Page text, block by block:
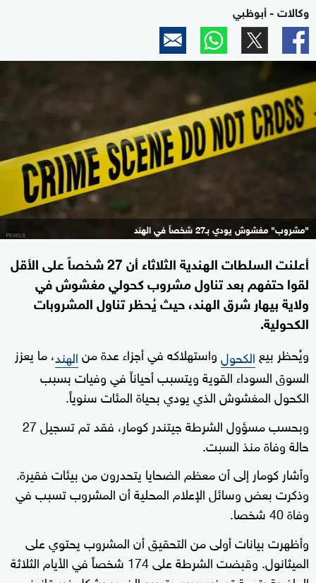
وكالات - أبوظبي
"مشروب" مغشوش يودي بـ27 شخصاً في الهند
أعلنت السلطات الهندية الثلاثاء أن 27 شخصاً على الأقل
لقوا حتفهم بعد تناول مشروب كحولي مغشوش في
ولاية بيهار شرق الهند، حيث يُحظر تناول المشروبات
الكحولية.
ويُحظر بيع الكحولواستهلاكه في أجزاء عدة منالهند، ما يعزز
السوق السوداء القوية ويتسبب أحياناً في وفيات بسبب
الكحول المغشوش الذي يودي بحياة المئات سنوياً.
وبحسب مسؤول الشرطة جيتندر كومار، فقد تم تسجيل 27
حالة وفاة منذ السبت.
وأشار كومار إلى أن معظم الضحايا يتحدرون من بيئات فقيرة.
وذكرت بعض وسائل الإعلام المحلية أن المشروب تسبب في
وفاة 40 شخصا.
وأظهرت بيانات أولى من التحقيق أن المشروب يحتوي على
الميثانول. وقبضت الشرطة على 174 شخصاً في الأيام الثلاثة